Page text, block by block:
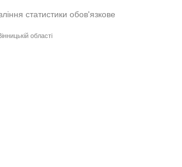
статистики обов'язкове
області